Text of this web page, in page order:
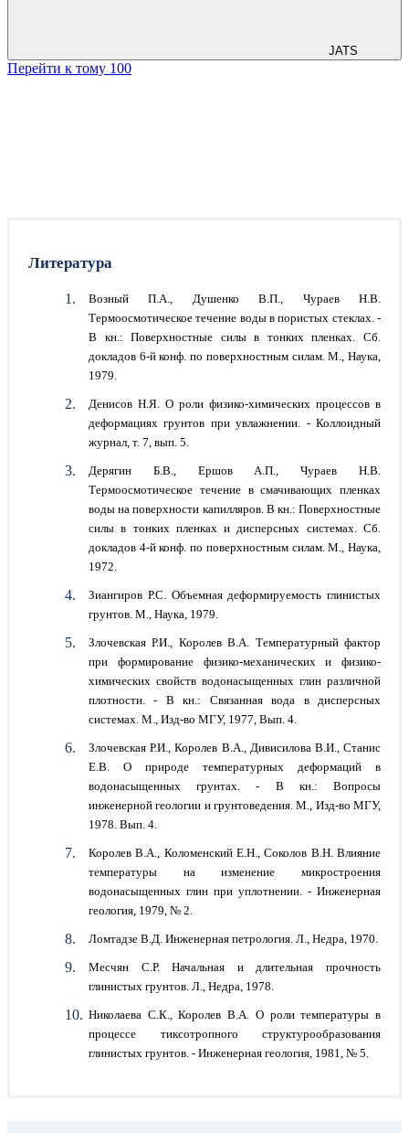
JATS
Перейти к тому 100
Литература
Возный П.А., Душенко В.П., Чураев Н.В.
Термоосмотическое течение воды в пористых стеклах. -
В кн.: Поверхностные силы в тонких пленках. Сб.
докладов 6-й конф. по поверхностным силам. М., Наука,
1979.
Денисов Н.Я. О роли физико-химических процессов в
деформациях грунтов при увлажнении. - Коллоидный
журнал, т. 7, вып. 5.
Дерягин Б.В., Ершов А.П., Чураев Н.В.
Термоосмотическое течение в смачивающих пленках
воды на поверхности капилляров. В кн.: Поверхностные
силы в тонких пленках и дисперсных системах. Сб.
докладов 4-й конф. по поверхностным силам. М., Наука,
1972.
Зиангиров Р.С. Объемная деформируемость глинистых
грунтов. М., Наука, 1979.
Злочевская Р.И., Королев В.А. Температурный фактор
при формирование физико-механических и физико-
химических свойств водонасыщенных глин различной
плотности. - В кн.: Связанная вода в дисперсных
системах. М., Изд-во МГУ, 1977, Вып. 4.
Злочевская Р.И., Королев В.А., Дивисилова В.И., Станис
Е.В. О природе температурных деформаций в
водонасыщенных грунтах. - В кн.: Вопросы
инженерной геологии и грунтоведения. М., Изд-во МГУ,
1978. Вып. 4.
Королев В.А., Коломенский Е.Н., Соколов В.Н. Влияние
температуры на изменение микростроения
водонасыщенных глин при уплотнении. - Инженерная
геология, 1979, № 2.
Ломтадзе В.Д. Инженерная петрология. Л., Недра, 1970.
Месчян С.Р. Начальная и длительная прочность
глинистых грунтов. Л., Недра, 1978.
Николаева С.К., Королев В.А. О роли температуры в
процессе тиксотропного структурообразования
глинистых грунтов. - Инженерная геология, 1981, № 5.